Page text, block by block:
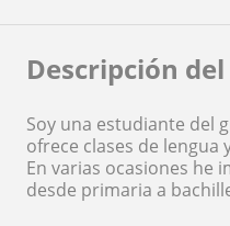
Descripción
Soy una estudiante del
ofrece clases de lengua
En varias ocasiones he
desde primaria a